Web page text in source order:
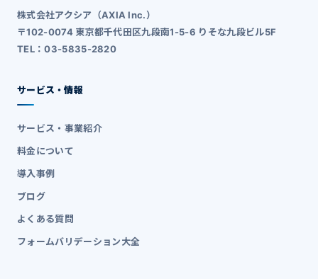
株式会社アクシア（AXIA Inc.）
〒102-0074 東京都千代田区九段南1-5-6 りそな九段ビル5F
TEL：03-5835-2820
サービス・情報
サービス・事業紹介
料金について
導入事例
ブログ
よくある質問
フォームバリデーション大全